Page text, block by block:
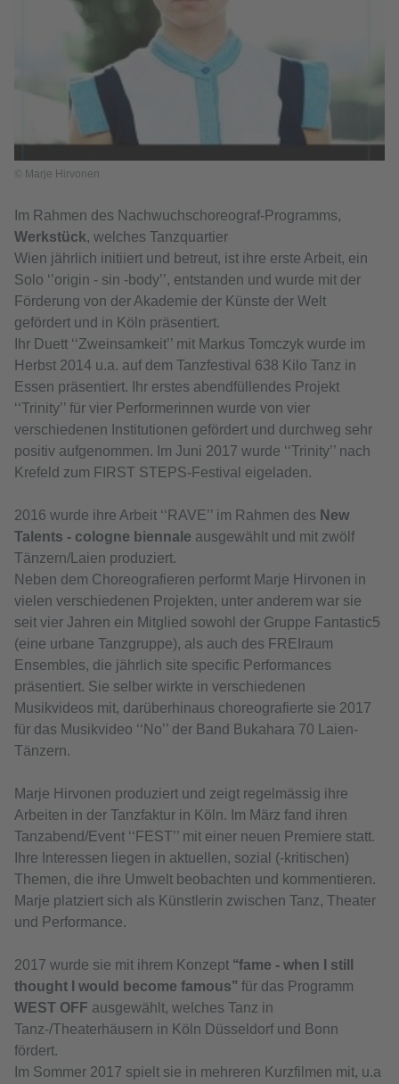
© Marje Hirvonen
Im Rahmen des Nachwuchschoreograf-Programms,
Werkstück, welches Tanzquartier
Wien jährlich initiiert und betreut, ist ihre erste Arbeit, ein
Solo ‘’origin - sin -body’’, entstanden und wurde mit der
Förderung von der Akademie der Künste der Welt
gefördert und in Köln präsentiert.
Ihr Duett ‘‘Zweinsamkeit’’ mit Markus Tomczyk wurde im
Herbst 2014 u.a. auf dem Tanzfestival 638 Kilo Tanz in
Essen präsentiert. Ihr erstes abendfüllendes Projekt
‘‘Trinity’’ für vier Performerinnen wurde von vier
verschiedenen Institutionen gefördert und durchweg sehr
positiv aufgenommen. Im Juni 2017 wurde ‘‘Trinity’’ nach
Krefeld zum FIRST STEPS-Festival eigeladen.
2016 wurde ihre Arbeit ‘‘RAVE’’ im Rahmen des New
Talents - cologne biennale ausgewählt und mit zwölf
Tänzern/Laien produziert.
Neben dem Choreografieren performt Marje Hirvonen in
vielen verschiedenen Projekten, unter anderem war sie
seit vier Jahren ein Mitglied sowohl der Gruppe Fantastic5
(eine urbane Tanzgruppe), als auch des FREIraum
Ensembles, die jährlich site specific Performances
präsentiert. Sie selber wirkte in verschiedenen
Musikvideos mit, darüberhinaus choreografierte sie 2017
für das Musikvideo ‘‘No’’ der Band Bukahara 70 Laien-
Tänzern.
Marje Hirvonen produziert und zeigt regelmässig ihre
Arbeiten in der Tanzfaktur in Köln. Im März fand ihren
Tanzabend/Event ‘‘FEST’’ mit einer neuen Premiere statt.
Ihre Interessen liegen in aktuellen, sozial (-kritischen)
Themen, die ihre Umwelt beobachten und kommentieren.
Marje platziert sich als Künstlerin zwischen Tanz, Theater
und Performance.
2017 wurde sie mit ihrem Konzept ‘‘fame - when I still
thought I would become famous’’ für das Programm
WEST OFF ausgewählt, welches Tanz in
Tanz-/Theaterhäusern in Köln Düsseldorf und Bonn
fördert.
Im Sommer 2017 spielt sie in mehreren Kurzfilmen mit, u.a